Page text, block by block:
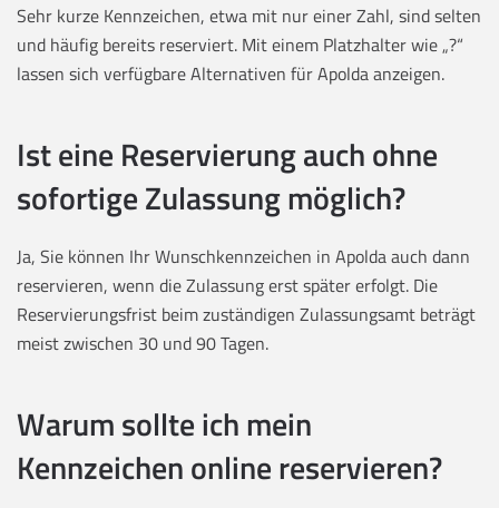
Sehr kurze Kennzeichen, etwa mit nur einer Zahl, sind selten
und häufig bereits reserviert. Mit einem Platzhalter wie „?“
lassen sich verfügbare Alternativen für Apolda anzeigen.
Ist eine Reservierung auch ohne
sofortige Zulassung möglich?
Ja, Sie können Ihr Wunschkennzeichen in Apolda auch dann
reservieren, wenn die Zulassung erst später erfolgt. Die
Reservierungsfrist beim zuständigen Zulassungsamt beträgt
meist zwischen 30 und 90 Tagen.
Warum sollte ich mein
Kennzeichen online reservieren?